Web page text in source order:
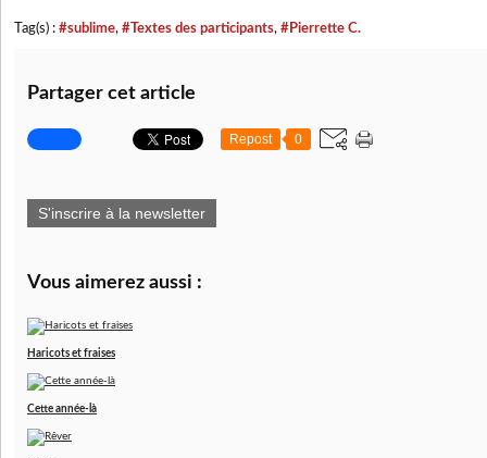
Tag(s) : #sublime, #Textes des participants, #Pierrette C.
Partager cet article
Repost 0
S'inscrire à la newsletter
Vous aimerez aussi :
Haricots et fraises
Cette année-là